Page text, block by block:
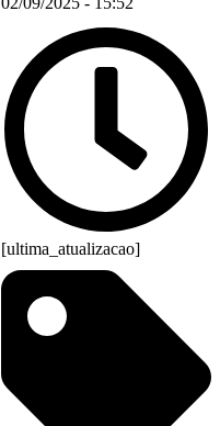
[ultima_atualizacao]